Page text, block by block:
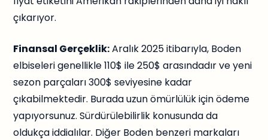
çıkarıyor.
Finansal Gerçeklik:Aralık 2025 itibarıyla, Boden
elbiseleri genellikle 110$ ile 250$ arasındadır ve yeni
sezon parçaları 300$ seviyesine kadar
çıkabilmektedir. Burada uzun ömürlülük için ödeme
yapıyorsunuz. Sürdürülebilirlik konusunda da
oldukça iddialılar. Diğer Boden benzeri markaları